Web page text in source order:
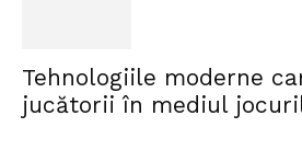
Tehnologiile moderne
jucătorii în mediul